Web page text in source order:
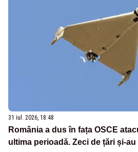
31 iul. 2026, 18:48
România a dus în fața OSCE
ultima perioadă. Zeci de țări și-